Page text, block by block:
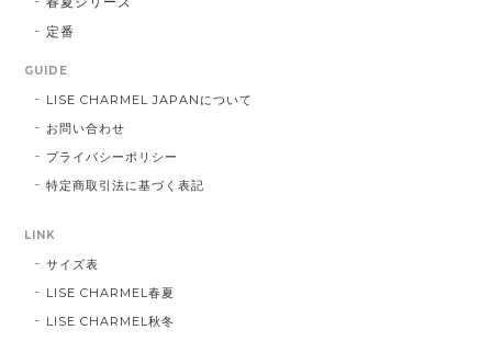
定番
GUIDE
LISE CHARMEL JAPANについて
お問い合わせ
プライバシーポリシー
特定商取引法に基づく表記
LINK
サイズ表
LISE CHARMEL春夏
LISE CHARMEL秋冬